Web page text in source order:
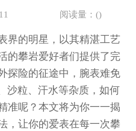
阅读量：()
的明星，以其精湛工艺
的攀岩爱好者们提供了完
探险的征途中，腕表难免
沙粒、汗水等杂质，如何
准呢？本文将为你一一揭
，让你的爱表在每一次攀